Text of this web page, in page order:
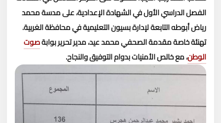
الفصل الدراسي الأول في الشهادة الإعدادية، على مدسة محمد
رياض أبوطه التابعة لإدارة بسيون التعليمية في محافظة الغربية.
تهنئة خاصة مقدمة الصحفي محمد عيد، مدير تحرير بوابةصوت
الوطن، مع خالص الأمنيات بدوام التوفيق والنجاح.